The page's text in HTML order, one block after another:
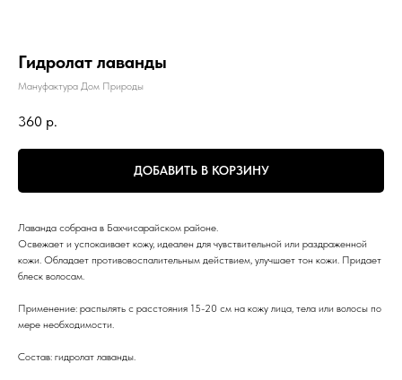
Гидролат лаванды
Мануфактура Дом Природы
360 р.
ДОБАВИТЬ В КОРЗИНУ
Лаванда собрана в Бахчисарайском районе.
Освежает и успокаивает кожу, идеален для чувствительной или раздраженной
кожи. Обладает противовоспалительным действием, улучшает тон кожи. Придает
блеск волосам.
Применение: распылять с расстояния 15-20 см на кожу лица, тела или волосы по
мере необходимости.
Состав: гидролат лаванды.